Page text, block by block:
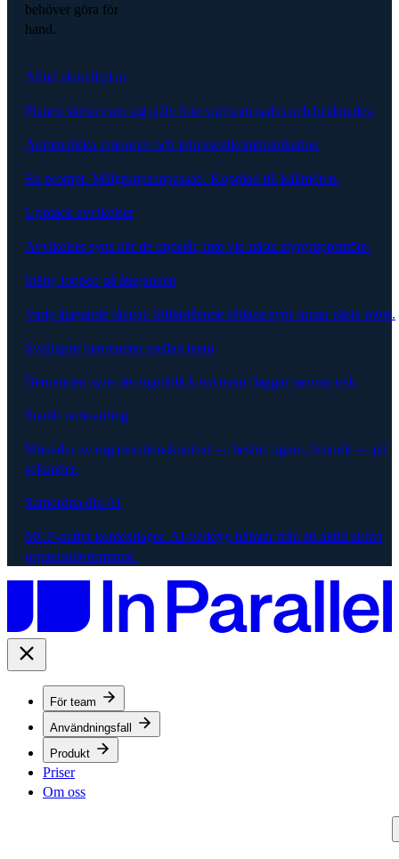
behöver göra för
hand.
Alltid aktuell plan
Planen skriver om sig själv från vad som sades och beslutades.
Automatiska rapporter och intressentkommunikation
En prompt. Målgruppsanpassad. Kopplad till källmöten.
Upptäck avvikelser
Avvikelser syns när de uppstår, inte vid nästa styrgruppsmöte.
Stäng loopen på åtaganden
Varje åtagande fångat. Stillastående sådana syns innan nästa möte.
Synliggör beroenden mellan team
Beroenden syns det ögonblick två team flaggar samma risk.
Snabb onboarding
Månader av organisationskontext — beslut, ägare, historik — på
sekunder.
Samordna din AI
MCP-nativt kontextlager. AI-verktyg hämtar från ett alltid aktivt
organisationsminne.
För team
Användningsfall
Produkt
Priser
Om oss